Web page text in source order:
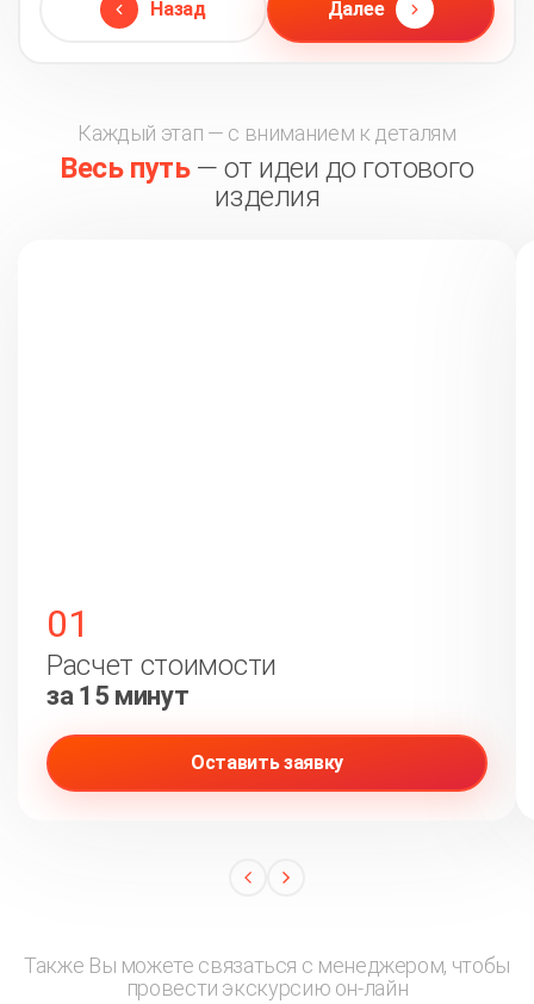
Назад Далее
Каждый этап — с вниманием к деталям
Весь путь— от идеи до готового
изделия
01
Расчет стоимости
за 15 минут
Оставить заявку
Также Вы можете связаться с менеджером, чтобы
провести экскурсию он-лайн